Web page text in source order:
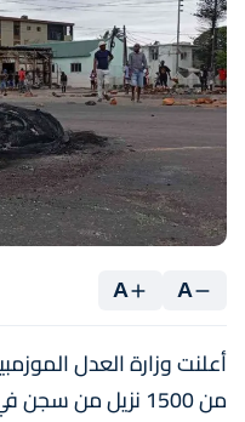
A
A
أعلنت وزارة العدل
من 1500 نزيل من سجن في العاصمة مابوتو.